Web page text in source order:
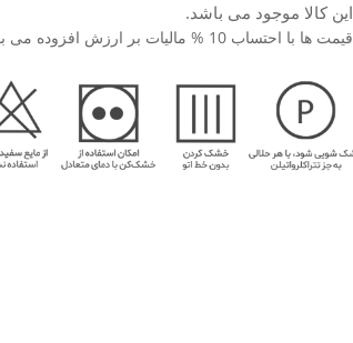
این کالا موجود می باشد.
قیمت ها با احتساب 10 % مالیات بر ارزش افزوده می باشد.